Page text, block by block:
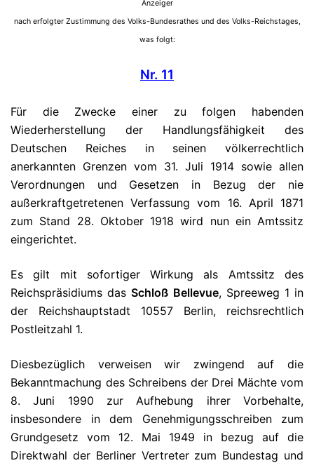
Anzeiger
nach erfolgter Zustimmung des Volks-Bundesrathes und des Volks-Reichstages,
was folgt:
Nr. 11
Für die Zwecke einer zu folgen habenden
Wiederherstellung der Handlungsfähigkeit des
Deutschen Reiches in seinen völkerrechtlich
anerkannten Grenzen vom 31. Juli 1914 sowie allen
Verordnungen und Gesetzen in Bezug der nie
außerkraftgetretenen Verfassung vom 16. April 1871
zum Stand 28. Oktober 1918 wird nun ein Amtssitz
eingerichtet.
Es gilt mit sofortiger Wirkung als Amtssitz des
Reichspräsidiums dasSchloß Bellevue, Spreeweg 1 in
der Reichshauptstadt 10557 Berlin, reichsrechtlich
Postleitzahl 1.
Diesbezüglich verweisen wir zwingend auf die
Bekanntmachung des Schreibens der Drei Mächte vom
8. Juni 1990 zur Aufhebung ihrer Vorbehalte,
insbesondere in dem Genehmigungsschreiben zum
Grundgesetz vom 12. Mai 1949 in bezug auf die
Direktwahl der Berliner Vertreter zum Bundestag und